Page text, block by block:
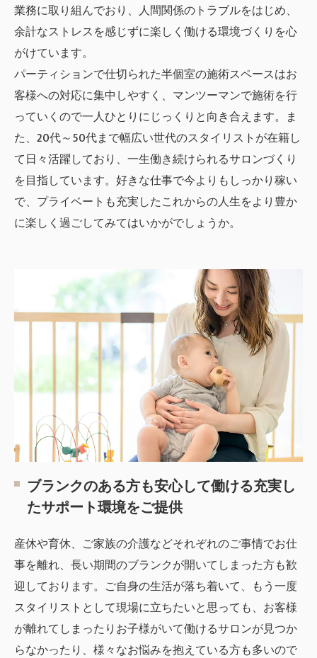
業務に取り組んでおり、人間関係のトラブルをはじめ、
余計なストレスを感じずに楽しく働ける環境づくりを心
がけています。
パーティションで仕切られた半個室の施術スペースはお
客様への対応に集中しやすく、マンツーマンで施術を行
っていくので一人ひとりにじっくりと向き合えます。ま
た、20代～50代まで幅広い世代のスタイリストが在籍し
て日々活躍しており、一生働き続けられるサロンづくり
を目指しています。好きな仕事で今よりもしっかり稼い
で、プライベートも充実したこれからの人生をより豊か
に楽しく過ごしてみてはいかがでしょうか。
ブランクのある方も安心して働ける充実し
たサポート環境をご提供
産休や育休、ご家族の介護などそれぞれのご事情でお仕
事を離れ、長い期間のブランクが開いてしまった方も歓
迎しております。ご自身の生活が落ち着いて、もう一度
スタイリストとして現場に立ちたいと思っても、お客様
が離れてしまったりお子様がいて働けるサロンが見つか
らなかったり、様々なお悩みを抱えている方も多いので